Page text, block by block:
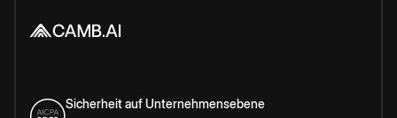
Sicherheit auf Unternehmensebene